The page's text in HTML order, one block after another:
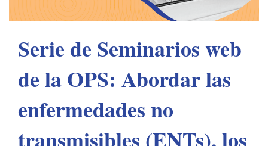
Serie de Seminarios web
de la OPS: Abordar las
enfermedades no
transmisibles (ENTs), los